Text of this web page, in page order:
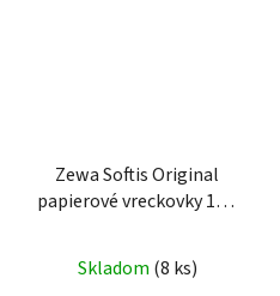
Zewa Softis Original
papierové vreckovky 10 x
Skladom (8 ks)